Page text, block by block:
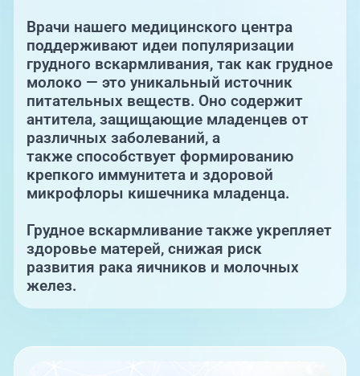
+7 (351) 220-00-03
Врачи нашего медицинского центра
поддерживают идеи популяризации
грудного вскармливания, так как грудное
молоко — это уникальный источник
питательных веществ. Оно содержит
антитела, защищающие младенцев от
различных заболеваний, а
также способствует формированию
крепкого иммунитета и здоровой
микрофлоры кишечника младенца.
Грудное вскармливание также укрепляет
здоровье матерей, снижая риск
развития рака яичников и молочных
желез.